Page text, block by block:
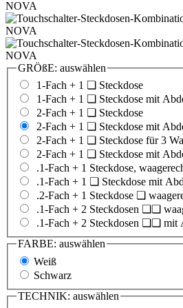
GRÖßE: auswählen
1-Fach + 1 ❏ Steckdose
1-Fach + 1 ❏ Steckdose mit
2-Fach + 1 ❏ Steckdose
2-Fach + 1 ❏ Steckdose mit
2-Fach + 1 ❏ Steckdose für 3
2-Fach + 1 ❏ Steckdose mit
.1-Fach + 1 Steckdose,
.1-Fach + 1 ❏ Steckdose mit
.2-Fach + 1 Steckdose ❏
.1-Fach + 2 Steckdosen ❏❏
.1-Fach + 2 Steckdosen ❏❏ mit
FARBE: auswählen
Weiß
Schwarz
TECHNIK: auswählen